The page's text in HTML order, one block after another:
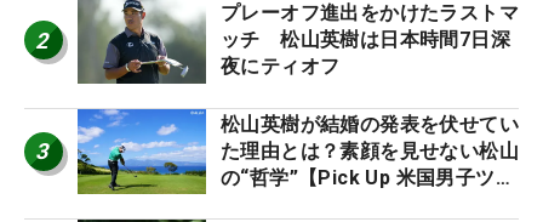
2
プレーオフ進出をかけたラストマ
ッチ 松山英樹は日本時間7日深
夜にティオフ
3
松山英樹が結婚の発表を伏せてい
た理由とは？素顔を見せない松山
の“哲学”【Pick Up 米国男子ツア